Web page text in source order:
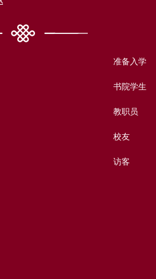
准备入学
书院学生
教职员
校友
访客